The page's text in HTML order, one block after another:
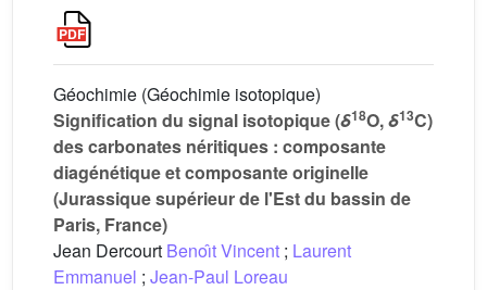
Géochimie (Géochimie isotopique)
Signification du signal isotopique (δ18O,δ13C)
des carbonates néritiques : composante
diagénétique et composante originelle
(Jurassique supérieur de l'Est du bassin de
Paris, France)
Jean Dercourt Benoı̂t Vincent ; Laurent
Emmanuel ; Jean-Paul Loreau